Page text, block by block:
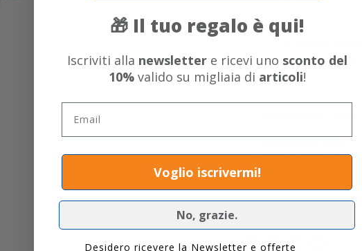
Fare clic per espandere
Consegna
Spedizione
Informazioni
Zona Industriale
Email:
🎁 Il tuo regalo è qui!
Iscriviti alla newsletter e ricevi uno sconto del
10%valido su migliaia di articoli!
Voglio iscrivermi!
No, grazie.
Privacy
Desidero ricevere la Newsletter e offerte